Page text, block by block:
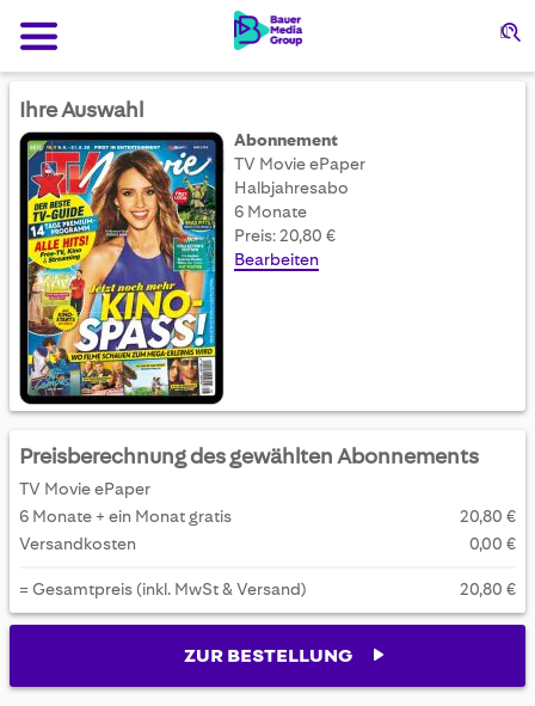
Ihre Auswahl
Abonnement
TV Movie ePaper
Halbjahresabo
6 Monate
Preis: 20,80 €
Bearbeiten
Preisberechnung des gewählten Abonnements
TV Movie ePaper
6 Monate + ein Monat gratis
20,80 €
Versandkosten
0,00 €
= Gesamtpreis (inkl. MwSt & Versand) 20,80 €
ZUR BESTELLUNG